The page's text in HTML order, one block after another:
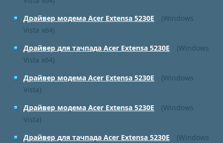
Драйвер модема Acer Extensa 5230E
(Windows
Vista x64)
Драйвер для тачпада Acer Extensa 5230E
(Windows
Vista x64)
Драйвер модема Acer Extensa 5230E
(Windows
Vista)
Драйвер модема Acer Extensa 5230E
(Windows
Vista)
Драйвер для тачпада Acer Extensa 5230E
(Windows